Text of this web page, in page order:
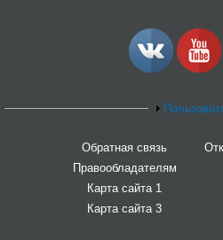
Обратная связь
Правообладателям
Карта сайта 1
Карта сайта 3